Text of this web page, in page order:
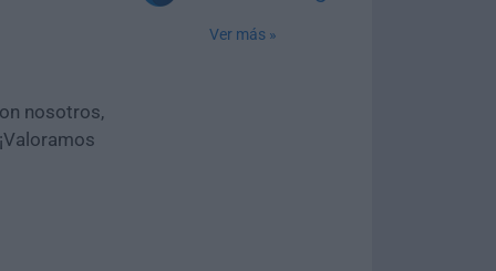
Ver más »
nosotros,